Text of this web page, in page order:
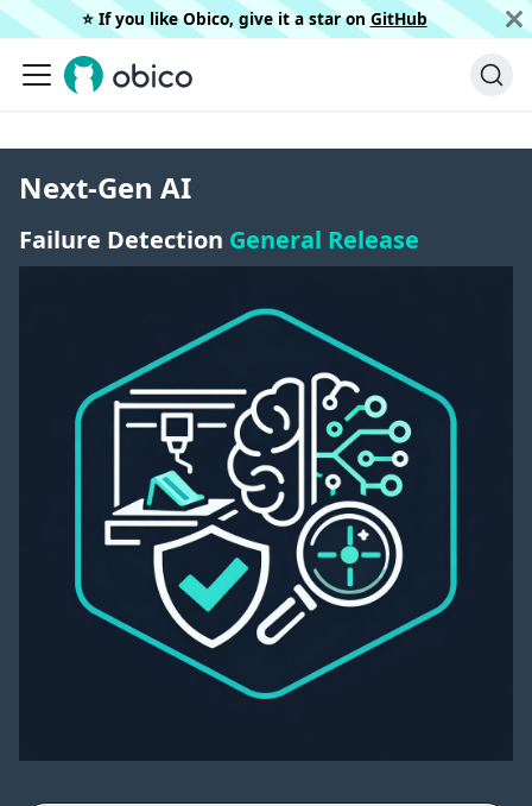
⭐️ If you like Obico, give it a star on GitHub
Next-Gen AI
Failure Detection General Release